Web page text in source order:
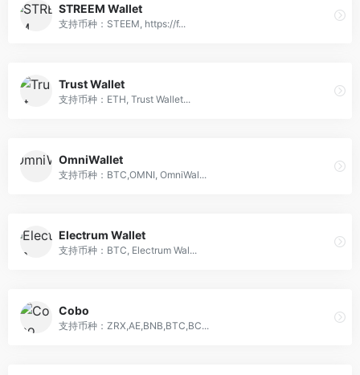
STREEM Wallet
支持币种：STEEM, https://f...
Trust Wallet
支持币种：ETH, Trust Wallet...
OmniWallet
支持币种：BTC,OMNI, OmniWal...
Electrum Wallet
支持币种：BTC, Electrum Wal...
Cobo
支持币种：ZRX,AE,BNB,BTC,BC...